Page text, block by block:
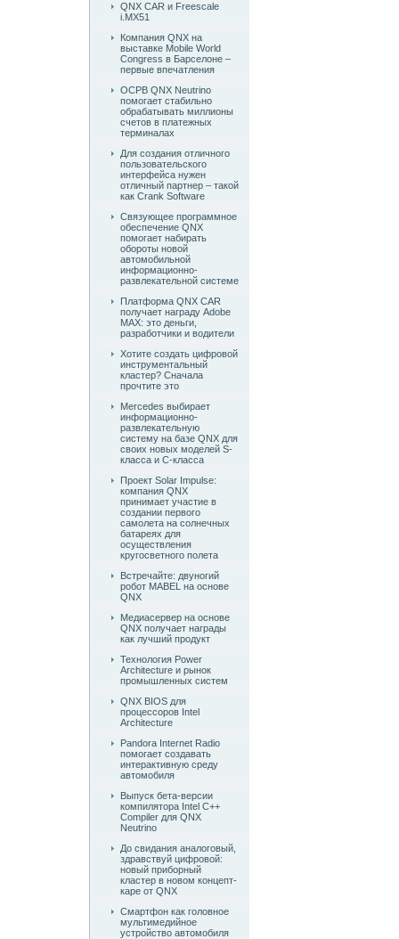
QNX CAR и Freescale
i.MX51
Компания QNX на
выставке Mobile World
Congress в Барселоне –
первые впечатления
ОСРВ QNX Neutrino
помогает стабильно
обрабатывать миллионы
счетов в платежных
терминалах
Для создания отличного
пользовательского
интерфейса нужен
отличный партнер – такой
как Crank Software
Связующее программное
обеспечение QNX
помогает набирать
обороты новой
автомобильной
информационно-
развлекательной системе
Платформа QNX CAR
получает награду Adobe
MAX: это деньги,
разработчики и водители
Хотите создать цифровой
инструментальный
кластер? Сначала
прочтите это
Mercedes выбирает
информационно-
развлекательную
систему на базе QNX для
своих новых моделей S-
класса и C-класса
Проект Solar Impulse:
компания QNX
принимает участие в
создании первого
самолета на солнечных
батареях для
осуществления
кругосветного полета
Встречайте: двуногий
робот MABEL на основе
QNX
Медиасервер на основе
QNX получает награды
как лучший продукт
Технология Power
Architecture и рынок
промышленных систем
QNX BIOS для
процессоров Intel
Architecture
Pandora Internet Radio
помогает создавать
интерактивную среду
автомобиля
Выпуск бета-версии
компилятора Intel C++
Compiler для QNX
Neutrino
До свидания аналоговый,
здравствуй цифровой:
новый приборный
кластер в новом концепт-
каре от QNX
Смартфон как головное
мультимедийное
устройство автомобиля